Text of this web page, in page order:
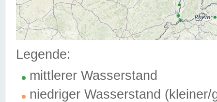
Legende:
mittlerer Wasserstand
niedriger Wasserstand (kleiner/